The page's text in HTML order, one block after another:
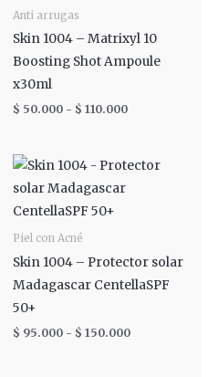
Anti arrugas
Skin 1004 – Matrixyl 10
Boosting Shot Ampoule
x30ml
$ 50.000 - $ 110.000
Piel con Acné
Skin 1004 – Protector solar
Madagascar CentellaSPF
50+
$ 95.000 - $ 150.000
Rango
de